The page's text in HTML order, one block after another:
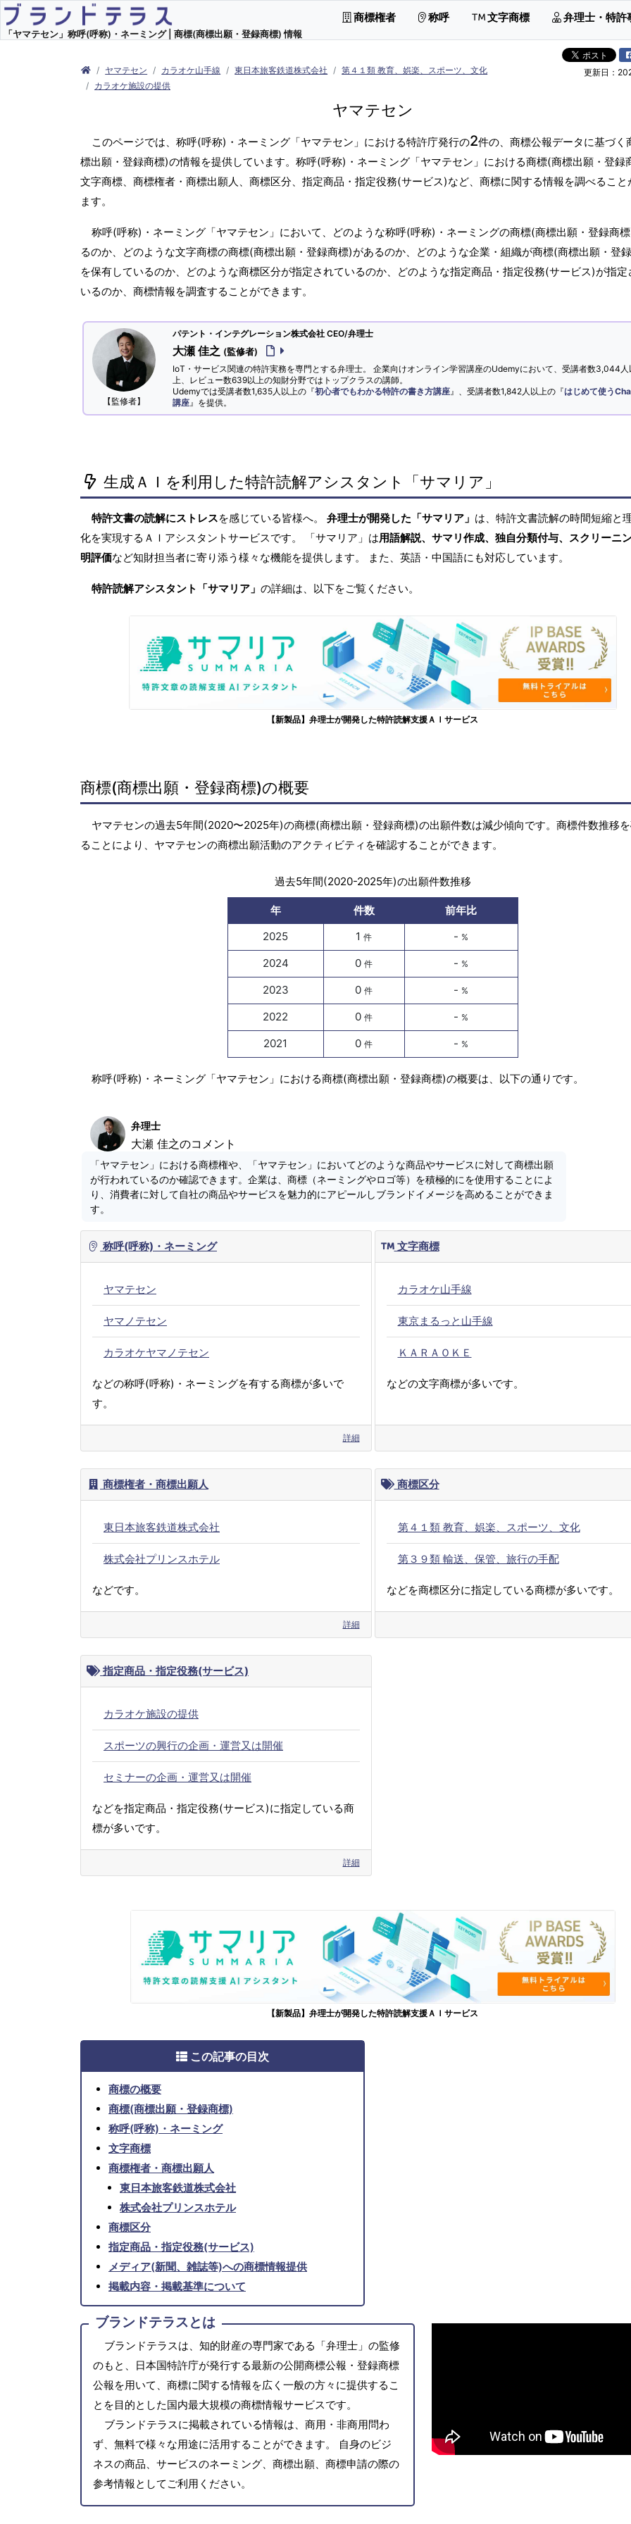
「ヤマテセン」称呼(呼称)・ネーミング | 商標(商標出願・登録商標) 情報
商標権者 称呼 文字商標 弁理士・特許
ヤマテセン カラオケ山手線 東日本旅客鉄道株式会社
第４１類 教育、娯楽、スポーツ、文化
カラオケ施設の提供
更新日：
ヤマテセン
このページでは、称呼(呼称)・ネーミング「ヤマテセン」における特許庁発行の2件の、商標公報データに基づく
標出願・登録商標)の情報を提供しています。称呼(呼称)・ネーミング「ヤマテセン」における商標(商標出願・登録
文字商標、商標権者・商標出願人、商標区分、指定商品・指定役務(サービス)など、商標に関する情報を調べること
ます。
称呼(呼称)・ネーミング「ヤマテセン」において、どのような称呼(呼称)・ネーミングの商標(商標出願・登録商
るのか、どのような文字商標の商標(商標出願・登録商標)があるのか、どのような企業・組織が商標(商標出願・登
を保有しているのか、どのような商標区分が指定されているのか、どのような指定商品・指定役務(サービス)が指定
いるのか、商標情報を調査することができます。
【監修者】
パテント・インテグレーション株式会社 CEO/弁理士
大瀬 佳之 (監修者)
IoT・サービス関連の特許実務を専門とする弁理士。 企業向けオンライン学習講座のUdemyにおいて、受講者数3,044人
上、レビュー数639以上の知財分野ではトップクラスの講師。
Udemyでは受講者数1,635人以上の『初心者でもわかる特許の書き方講座 』、受講者数1,842人以上の『はじめて使う
講座 』を提供。
生成ＡＩを利用した特許読解アシスタント「サマリア」
特許文書の読解にストレスを感じている皆様へ。 弁理士が開発した「サマリア」 は、特許文書読解の時間短縮と
化を実現するＡＩアシスタントサービスです。 「サマリア」は用語解説、サマリ作成、独自分類付与、スクリーニ
明評価など知財担当者に寄り添う様々な機能を提供します。 また、英語・中国語にも対応しています。
特許読解アシスタント「サマリア」 の詳細は、以下をご覧ください。
【新製品】弁理士が開発した特許読解支援ＡＩサービス
商標(商標出願・登録商標)の概要
ヤマテセンの過去5年間(2020〜2025年)の商標(商標出願・登録商標)の出願件数は減少傾向です。商標件数推移
ることにより、ヤマテセンの商標出願活動のアクティビティを確認することができます。
過去5年間(2020-2025年)の出願件数推移
年 件数
前年比
2025
1件 - %
2024 0件 - %
2023 0件 - %
2022 0件 - %
2021 0件 - %
称呼(呼称)・ネーミング「ヤマテセン」における商標(商標出願・登録商標)の概要は、以下の通りです。
弁理士
大瀬 佳之のコメント
「ヤマテセン」における商標権や、「ヤマテセン」においてどのような商品やサービスに対して商標出願
が行われているのか確認できます。企業は、商標（ネーミングやロゴ等）を積極的にを使用することによ
り、消費者に対して自社の商品やサービスを魅力的にアピールしブランドイメージを高めることができま
す。
称呼(呼称)・ネーミング
ヤマテセン
ヤマノテセン
カラオケヤマノテセン
などの称呼(呼称)・ネーミングを有する商標が多いで
す。
詳細
文字商標
カラオケ山手線
東京まるっと山手線
ＫＡＲＡＯＫＥ
などの文字商標が多いです。
商標権者・商標出願人
東日本旅客鉄道株式会社
株式会社プリンスホテル
などです。
詳細
商標区分
第４１類 教育、娯楽、スポーツ、文化
第３９類 輸送、保管、旅行の手配
などを商標区分に指定している商標が多いです。
指定商品・指定役務(サービス)
カラオケ施設の提供
スポーツの興行の企画・運営又は開催
セミナーの企画・運営又は開催
などを指定商品・指定役務(サービス)に指定している商
標が多いです。
詳細
【新製品】弁理士が開発した特許読解支援ＡＩサービス
この記事の目次
商標の概要
商標(商標出願・登録商標)
称呼(呼称)・ネーミング
文字商標
商標権者・商標出願人
東日本旅客鉄道株式会社
株式会社プリンスホテル
商標区分
指定商品・指定役務(サービス)
メディア(新聞、雑誌等)への商標情報提供
掲載内容・掲載基準について
ブランドテラスとは
ブランドテラスは、知的財産の専門家である「弁理士」の監修
のもと、日本国特許庁が発行する最新の公開商標公報・登録商標
公報を用いて、商標に関する情報を広く一般の方々に提供するこ
とを目的とした国内最大規模の商標情報サービスです。
ブランドテラスに掲載されている情報は、商用・非商用問わ
ず、無料で様々な用途に活用することができます。 自身のビジ
ネスの商品、サービスのネーミング、商標出願、商標申請の際の
参考情報としてご利用ください。